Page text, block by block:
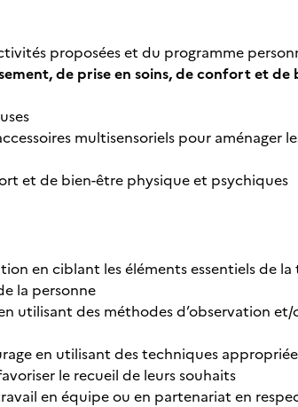
proposées et du programme
de prise en soins, de confort et
multisensoriels pour aménager
et de bien-être physique et psychiques
en ciblant les éléments essentiels de
la personne
utilisant des méthodes d’observation
en utilisant des techniques
le recueil de leurs souhaits
en équipe ou en partenariat en